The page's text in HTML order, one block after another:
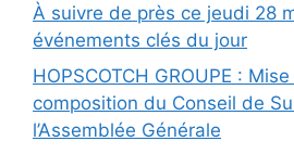
À suivre de près ce jeudi 28
événements clés du jour
HOPSCOTCH GROUPE :
composition du Conseil de
l’Assemblée Générale